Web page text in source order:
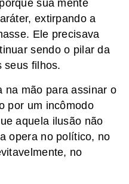
sua mente
extirpando a
Ele precisava
sendo o pilar da
seus filhos.
na mão para assinar o
por um incômodo
aquela ilusão não
opera no político, no
no